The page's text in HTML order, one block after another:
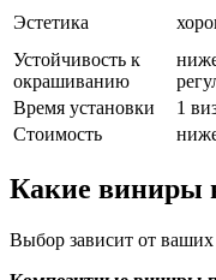
Эстетика
Устойчивость к
окрашиванию
Время установки
1
Стоимость
Какие виниры
Выбор зависит от ваших